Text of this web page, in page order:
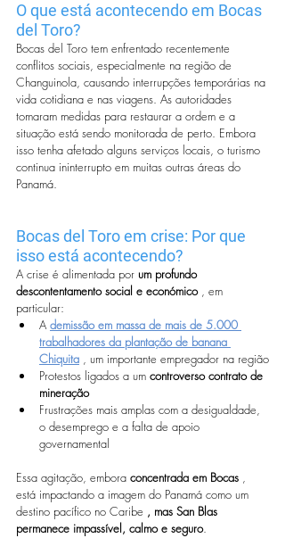
O que está acontecendo em Bocas
del Toro?
Bocas del Toro tem enfrentado recentemente
conflitos sociais, especialmente na região de
Changuinola, causando interrupções temporárias na
vida cotidiana e nas viagens. As autoridades
tomaram medidas para restaurar a ordem e a
situação está sendo monitorada de perto. Embora
isso tenha afetado alguns serviços locais, o turismo
continua ininterrupto em muitas outras áreas do
Panamá.
Bocas del Toro em crise: Por que
isso está acontecendo?
A crise é alimentada por um profundo
descontentamento social e económico , em
particular:
A demissão em massa de mais de 5.000
trabalhadores da plantação de banana
Chiquita , um importante empregador na região
Protestos ligados a um controverso contrato de
mineração
Frustrações mais amplas com a desigualdade,
o desemprego e a falta de apoio
governamental
Essa agitação, embora concentrada em Bocas ,
está impactando a imagem do Panamá como um
destino pacífico no Caribe , mas San Blas
permanece impassível, calmo e seguro.